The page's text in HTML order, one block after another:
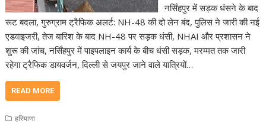
नर्सिंहपुर में सड़क धंसने के बाद
रूट बदला, गुरुग्राम ट्रैफिक अलर्ट: NH-48 की दो लेन बंद, पुलिस ने जारी की नई
एडवाइजरी, तेज बारिश के बाद NH-48 पर सड़क धंसी, NHAI और प्रशासन ने
शुरू की जांच, नर्सिंहपुर में पाइपलाइन कार्य के बीच धंसी सड़क, मरम्मत तक जारी
रहेगा ट्रैफिक डायवर्जन, दिल्ली से जयपुर जाने वाले यात्रियों…
READ MORE
हरियाणा